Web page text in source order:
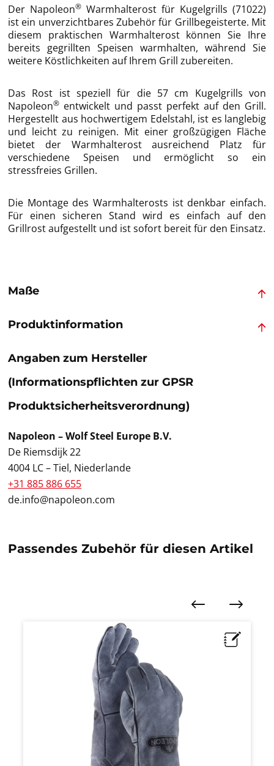
Der Napoleon® Warmhalterost für Kugelgrills (71022)
ist ein unverzichtbares Zubehör für Grillbegeisterte. Mit
diesem praktischen Warmhalterost können Sie Ihre
bereits gegrillten Speisen warmhalten, während Sie
weitere Köstlichkeiten auf Ihrem Grill zubereiten.
Das Rost ist speziell für die 57 cm Kugelgrills von
Napoleon® entwickelt und passt perfekt auf den Grill.
Hergestellt aus hochwertigem Edelstahl, ist es langlebig
und leicht zu reinigen. Mit einer großzügigen Fläche
bietet der Warmhalterost ausreichend Platz für
verschiedene Speisen und ermöglicht so ein
stressfreies Grillen.
Die Montage des Warmhalterosts ist denkbar einfach.
Für einen sicheren Stand wird es einfach auf den
Grillrost aufgestellt und ist sofort bereit für den Einsatz.
Maße
Produktinformation
Angaben zum Hersteller
(Informationspflichten zur GPSR
Produktsicherheitsverordnung)
Napoleon – Wolf Steel Europe B.V.
De Riemsdijk 22
4004 LC – Tiel, Niederlande
+31 885 886 655
de.info@napoleon.com
Passendes Zubehör für diesen Artikel